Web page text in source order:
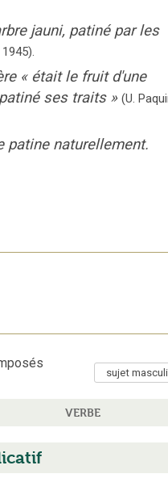
jauni, patiné par les
1945).
« était le fruit d'une
ses traits » (U.
patine naturellement.
VERBE